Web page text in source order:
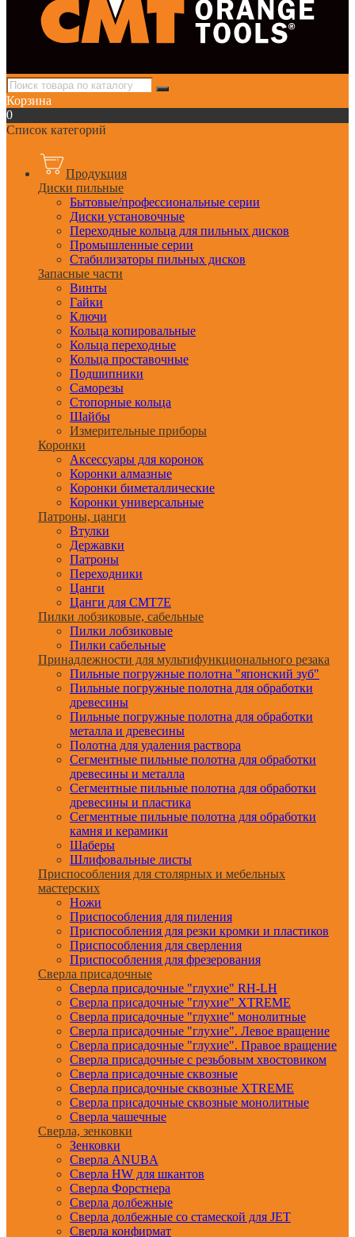
Корзина
0
Список категорий
Продукция
Диски пильные
Бытовые/профессиональные серии
Диски установочные
Переходные кольца для пильных дисков
Промышленные серии
Стабилизаторы пильных дисков
Запасные части
Винты
Гайки
Ключи
Кольца копировальные
Кольца переходные
Кольца проставочные
Подшипники
Саморезы
Стопорные кольца
Шайбы
Измерительные приборы
Коронки
Аксессуары для коронок
Коронки алмазные
Коронки биметаллические
Коронки универсальные
Патроны, цанги
Втулки
Державки
Патроны
Переходники
Цанги
Цанги для CMT7E
Пилки лобзиковые, сабельные
Пилки лобзиковые
Пилки сабельные
Принадлежности для мультифункционального резака
Пильные погружные полотна "японский зуб"
Пильные погружные полотна для обработки
древесины
Пильные погружные полотна для обработки
металла и древесины
Полотна для удаления раствора
Сегментные пильные полотна для обработки
древесины и металла
Сегментные пильные полотна для обработки
древесины и пластика
Сегментные пильные полотна для обработки
камня и керамики
Шаберы
Шлифовальные листы
Приспособления для столярных и мебельных
мастерских
Ножи
Приспособления для пиления
Приспособления для резки кромки и пластиков
Приспособления для сверления
Приспособления для фрезерования
Сверла присадочные
Сверла присадочные "глухие" RH-LH
Сверла присадочные "глухие" XTREME
Сверла присадочные "глухие" монолитные
Сверла присадочные "глухие". Левое вращение
Сверла присадочные "глухие". Правое вращение
Сверла присадочные с резьбовым хвостовиком
Сверла присадочные сквозные
Сверла присадочные сквозные XTREME
Сверла присадочные сквозные монолитные
Сверла чашечные
Сверла, зенковки
Зенковки
Сверла ANUBA
Сверла HW для шкантов
Сверла Форстнера
Сверла долбежные
Сверла долбежные со стамеской для JET
Сверла конфирмат